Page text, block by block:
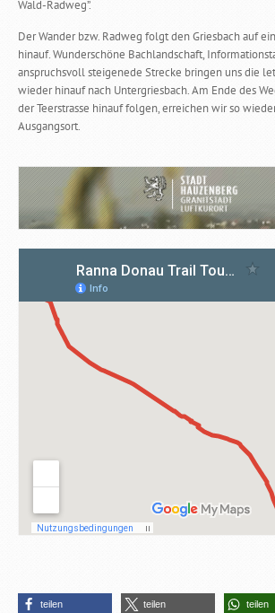
Wald-Radweg”.
Der Wander bzw. Radweg folgt den Griesbach auf
hinauf. Wunderschöne Bachlandschaft,
anspruchsvoll steigenede Strecke bringen uns die
wieder hinauf nach Untergriesbach. Am Ende des
der Teerstrasse hinauf folgen, erreichen wir so
Ausgangsort.
teilen teilen teilen